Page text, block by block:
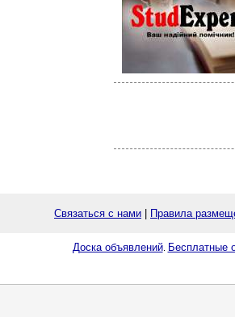
Связаться с нами Правила
Доска объявлений. Бесплатные